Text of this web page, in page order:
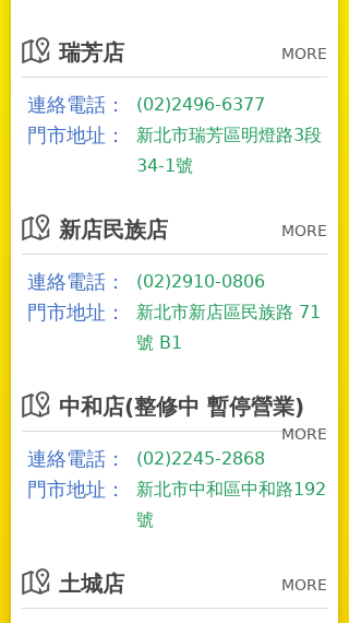
瑞芳店 MORE
連絡電話： (02)2496-6377
門市地址：
新北市瑞芳區明燈路3段
34-1號
新店民族店 MORE
連絡電話： (02)2910-0806
門市地址：
新北市新店區民族路 71
號 B1
中和店(整修中 暫停營業)
MORE
連絡電話： (02)2245-2868
門市地址：
新北市中和區中和路192
號
土城店 MORE